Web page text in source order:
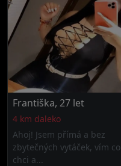
Františka, 27 let
4 km daleko
Ahoj! Jsem přímá a bez
zbytečných vytáček, vím co
chci a...